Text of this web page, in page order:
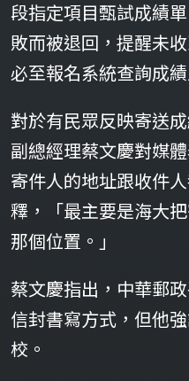
段指定項目甄試成績
敗而被退回，提醒未
必至報名系統查詢成
對於有民眾反映寄送
副總經理蔡文慶對媒
寄件人的地址跟收件
釋，「最主要是海大
那個位置。」
蔡文慶指出，中華郵
信封書寫方式，但他
校。